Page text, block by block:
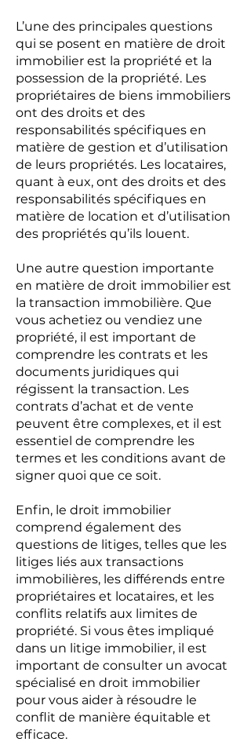
L’une des principales questions
qui se posent en matière de droit
immobilier est la propriété et la
possession de la propriété. Les
propriétaires de biens immobiliers
ont des droits et des
responsabilités spécifiques en
matière de gestion et d’utilisation
de leurs propriétés. Les locataires,
quant à eux, ont des droits et des
responsabilités spécifiques en
matière de location et d’utilisation
des propriétés qu’ils louent.
Une autre question importante
en matière de droit immobilier est
la transaction immobilière. Que
vous achetiez ou vendiez une
propriété, il est important de
comprendre les contrats et les
documents juridiques qui
régissent la transaction. Les
contrats d’achat et de vente
peuvent être complexes, et il est
essentiel de comprendre les
termes et les conditions avant de
signer quoi que ce soit.
Enfin, le droit immobilier
comprend également des
questions de litiges, telles que les
litiges liés aux transactions
immobilières, les différends entre
propriétaires et locataires, et les
conflits relatifs aux limites de
propriété. Si vous êtes impliqué
dans un litige immobilier, il est
important de consulter un avocat
spécialisé en droit immobilier
pour vous aider à résoudre le
conflit de manière équitable et
efficace.